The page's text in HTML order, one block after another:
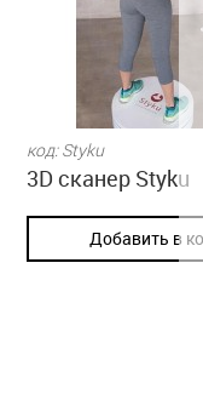
код: Styku
3D сканер Styku
Добавить в